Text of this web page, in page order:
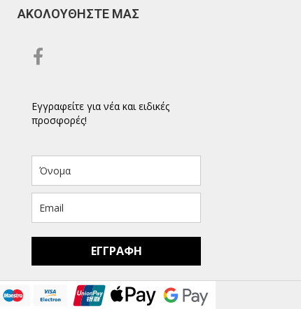
ΑΚΟΛΟΥΘΗΣΤΕ ΜΑΣ
Εγγραφείτε για νέα και ειδικές
προσφορές!
ΕΓΓΡΑΦΗ